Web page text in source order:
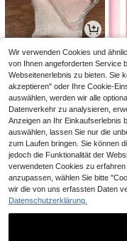
4,93€4,96€ 3
5
Wir verwenden Cookies und
von Ihnen angeforderten Service
Webseitenerlebnis zu bieten. Sie
akzeptieren" oder Ihre Cookie-
auswählen, werden wir alle
Datenverkehr zu analysieren,
Anzeigen an Ihr Einkaufserlebnis
auswählen, lassen Sie nur die
zum Laufen bringen. Sie können
jedoch die Funktionalität der
verwendeten Cookies zu
anzupassen, wählen Sie bitte
wir die von uns erfassten Daten
Datenschutzerklärung.